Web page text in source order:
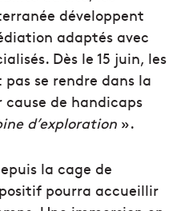
développent
adaptés avec
Dès le 15 juin, les
se rendre dans la
de handicaps
d’exploration ».
la cage de
pourra accueillir